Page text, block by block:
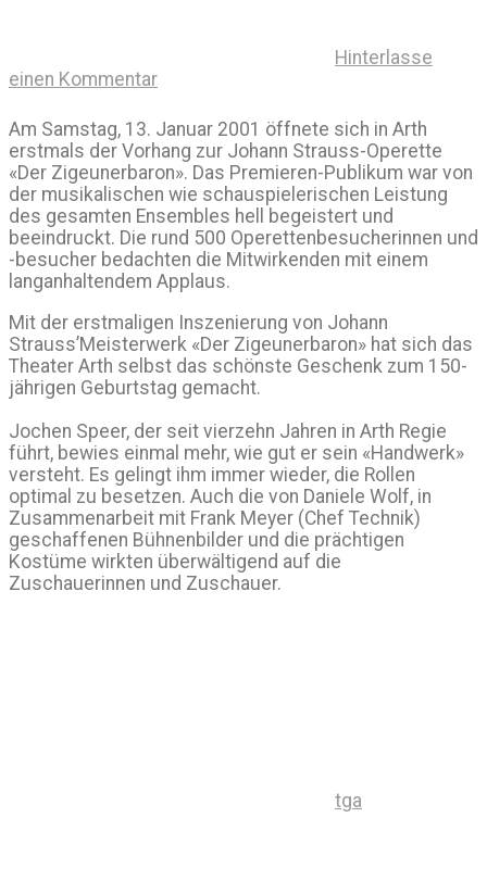
Hinterlasse
einen Kommentar
Am Samstag, 13. Januar 2001 öffnete sich in Arth
erstmals der Vorhang zur Johann Strauss-Operette
«Der Zigeunerbaron». Das Premieren-Publikum war von
der musikalischen wie schauspielerischen Leistung
des gesamten Ensembles hell begeistert und
beeindruckt. Die rund 500 Operettenbesucherinnen und
-besucher bedachten die Mitwirkenden mit einem
langanhaltendem Applaus.
Mit der erstmaligen Inszenierung von Johann
Strauss’Meisterwerk «Der Zigeunerbaron» hat sich das
Theater Arth selbst das schönste Geschenk zum 150-
jährigen Geburtstag gemacht.
Jochen Speer, der seit vierzehn Jahren in Arth Regie
führt, bewies einmal mehr, wie gut er sein «Handwerk»
versteht. Es gelingt ihm immer wieder, die Rollen
optimal zu besetzen. Auch die von Daniele Wolf, in
Zusammenarbeit mit Frank Meyer (Chef Technik)
geschaffenen Bühnenbilder und die prächtigen
Kostüme wirkten überwältigend auf die
Zuschauerinnen und Zuschauer.
tga